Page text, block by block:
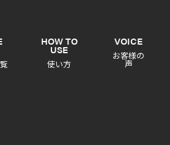
HOW TO
USE
使い方
VOICE
お客様の
声